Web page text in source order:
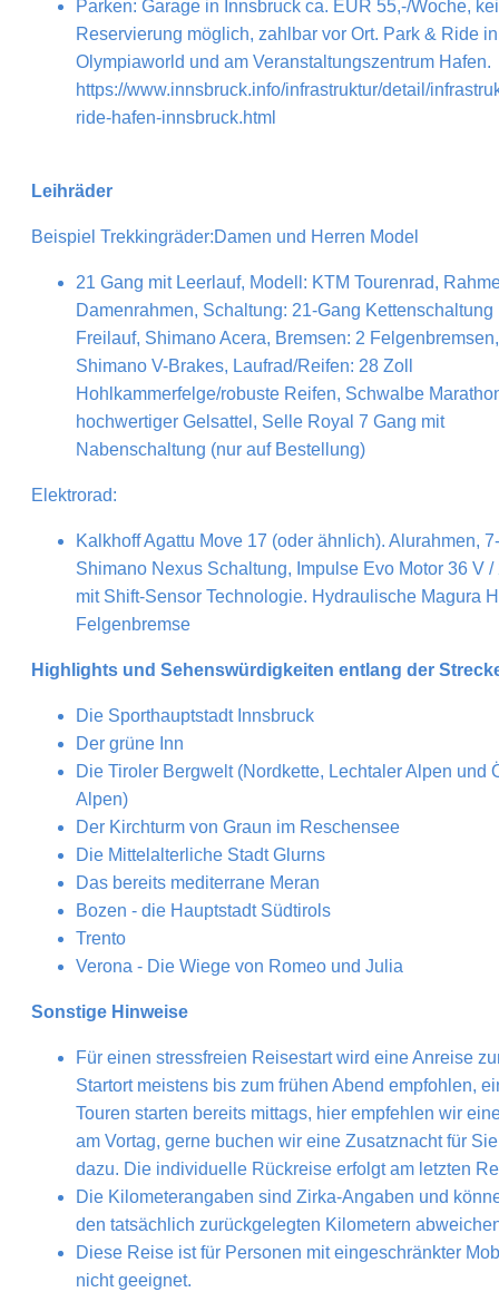
Parken: Garage in Innsbruck ca. EUR 55,-/Woche,
Reservierung möglich, zahlbar vor Ort. Park & Ride
Olympiaworld und am Veranstaltungszentrum Hafen.
https://www.innsbruck.info/infrastruktur/detail/
ride-hafen-innsbruck.html
Leihräder
Beispiel Trekkingräder:Damen und Herren Model
21 Gang mit Leerlauf, Modell: KTM Tourenrad,
Damenrahmen, Schaltung: 21-Gang Kettenschaltung
Freilauf, Shimano Acera, Bremsen: 2 Felgenbremsen,
Shimano V-Brakes, Laufrad/Reifen: 28 Zoll
Hohlkammerfelge/robuste Reifen, Schwalbe
hochwertiger Gelsattel, Selle Royal 7 Gang mit
Nabenschaltung (nur auf Bestellung)
Elektrorad:
Kalkhoff Agattu Move 17 (oder ähnlich). Alurahmen,
Shimano Nexus Schaltung, Impulse Evo Motor 36 V /
mit Shift-Sensor Technologie. Hydraulische Magura
Felgenbremse
Highlights und Sehenswürdigkeiten entlang der
Die Sporthauptstadt Innsbruck
Der grüne Inn
Die Tiroler Bergwelt (Nordkette, Lechtaler Alpen und
Alpen)
Der Kirchturm von Graun im Reschensee
Die Mittelalterliche Stadt Glurns
Das bereits mediterrane Meran
Bozen - die Hauptstadt Südtirols
Trento
Verona - Die Wiege von Romeo und Julia
Sonstige Hinweise
Für einen stressfreien Reisestart wird eine Anreise
Startort meistens bis zum frühen Abend empfohlen,
Touren starten bereits mittags, hier empfehlen wir
am Vortag, gerne buchen wir eine Zusatznacht für
dazu. Die individuelle Rückreise erfolgt am letzten
Die Kilometerangaben sind Zirka-Angaben und
den tatsächlich zurückgelegten Kilometern
Diese Reise ist für Personen mit eingeschränkter
nicht geeignet.